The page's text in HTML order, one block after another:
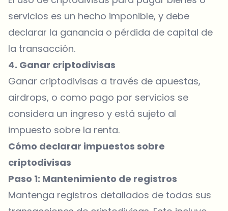
servicios es un hecho imponible, y debe
declarar la ganancia o pérdida de capital de
la transacción.
4. Ganar criptodivisas
Ganar criptodivisas a través de apuestas,
airdrops, o como pago por servicios se
considera un ingreso y está sujeto al
impuesto sobre la renta.
Cómo declarar impuestos sobre
criptodivisas
Paso 1: Mantenimiento de registros
Mantenga registros detallados de todas sus